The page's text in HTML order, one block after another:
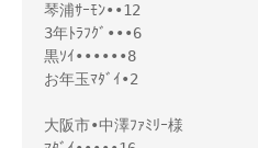
琴浦ｻｰﾓﾝ••12
3年ﾄﾗﾌｸﾞ•••6
黒ｿｲ••••••8
お年玉ﾏﾀﾞｲ•2
大阪市•中澤ﾌｧﾐﾘｰ様